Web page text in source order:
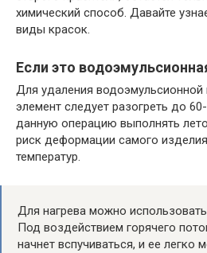
химический способ. Давайте
виды красок.
Если это
Для удаления водоэмульсионной
элемент следует разогреть до 60-
данную операцию выполнять
риск деформации самого
температур.
Для нагрева можно
Под воздействием горячего
начнет вспучиваться, и ее легко